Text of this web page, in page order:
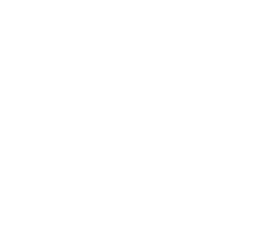
место: до 200 кг.
Матрас Otto Bayer